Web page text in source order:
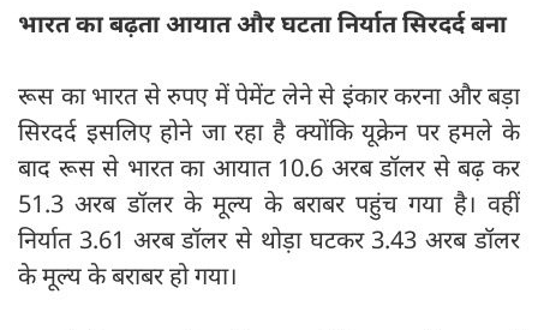
भारत का बढ़ता आयात और घटता निर्यात सिरदर्द बना
रूस का भारत से रुपए में पेमेंट लेने से इंकार करना और बड़ा
सिरदर्द इसलिए होने जा रहा है क्योंकि यूक्रेन पर हमले के
बाद रूस से भारत का आयात 10.6 अरब डॉलर से बढ़ कर
51.3 अरब डॉलर के मूल्य के बराबर पहुंच गया है। वहीं
निर्यात 3.61 अरब डॉलर से थोड़ा घटकर 3.43 अरब डॉलर
के मूल्य के बराबर हो गया।